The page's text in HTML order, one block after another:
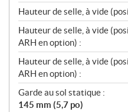
Hauteur de selle, à vide
Hauteur de selle, à vide
ARH en option) :
Hauteur de selle, à vide
ARH en option) :
Garde au sol statique :
145 mm (5,7 po)